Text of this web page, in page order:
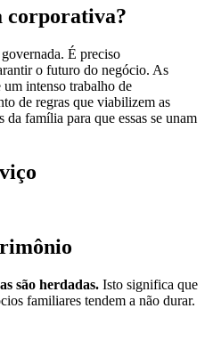
corporativa?
É preciso
o futuro do negócio. As
um intenso trabalho de
de regras que viabilizem as
da família para que essas se unam
são herdadas. Isto significa que
familiares tendem a não durar.